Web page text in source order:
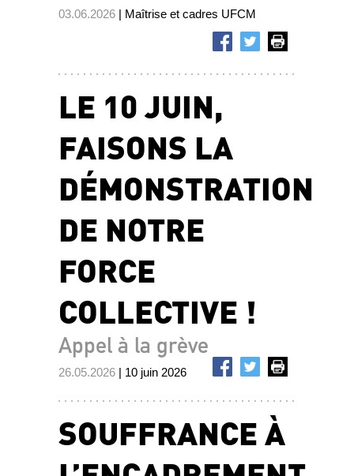
03.06.2026 | Maîtrise et cadres UFCM
LE 10 JUIN,
FAISONS LA
DÉMONSTRATION
DE NOTRE
FORCE
COLLECTIVE !
Appel à la grève
26.05.2026 | 10 juin 2026
SOUFFRANCE À